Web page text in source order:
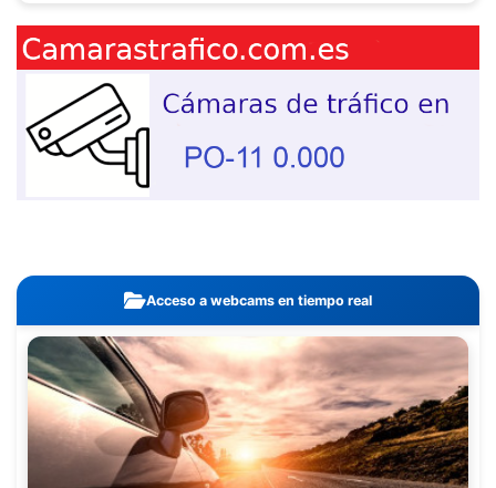
Acceso a webcams en tiempo real